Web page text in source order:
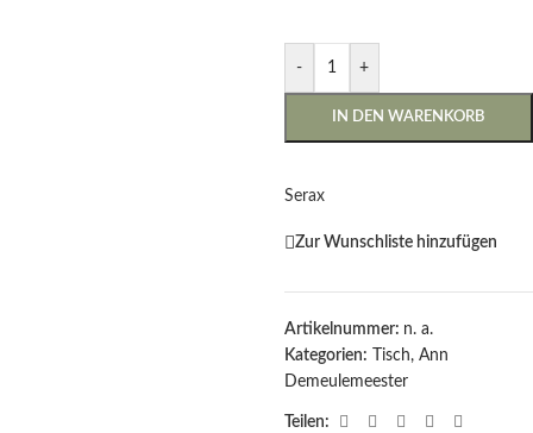
- +
IN DEN WARENKORB
Serax
Zur Wunschliste hinzufügen
Artikelnummer: n. a.
Kategorien:
Tisch, Ann
Demeulemeester
Teilen: